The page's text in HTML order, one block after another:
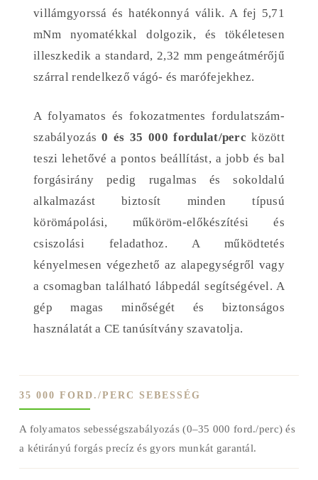
villámgyorssá és hatékonnyá válik. A fej 5,71
mNm nyomatékkal dolgozik, és tökéletesen
illeszkedik a standard, 2,32 mm pengeátmérőjű
szárral rendelkező vágó- és marófejekhez.
A folyamatos és fokozatmentes fordulatszám-
szabályozás0 és 35 000 fordulat/perc között
teszi lehetővé a pontos beállítást, a jobb és bal
forgásirány pedig rugalmas és sokoldalú
alkalmazást biztosít minden típusú
körömápolási, műköröm-előkészítési és
csiszolási feladathoz. A működtetés
kényelmesen végezhető az alapegységről vagy
a csomagban található lábpedál segítségével. A
gép magas minőségét és biztonságos
használatát a CE tanúsítvány szavatolja.
35 000 FORD./PERC SEBESSÉG
A folyamatos sebességszabályozás (0–35 000 ford./perc) és
a kétirányú forgás precíz és gyors munkát garantál.